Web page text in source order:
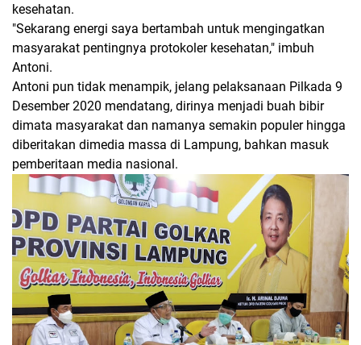
kesehatan.
"Sekarang energi saya bertambah untuk mengingatkan
masyarakat pentingnya protokoler kesehatan," imbuh
Antoni.
Antoni pun tidak menampik, jelang pelaksanaan Pilkada 9
Desember 2020 mendatang, dirinya menjadi buah bibir
dimata masyarakat dan namanya semakin populer hingga
diberitakan dimedia massa di Lampung, bahkan masuk
pemberitaan media nasional.